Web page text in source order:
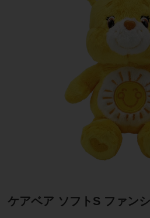
ケアベア ソフトS ファン